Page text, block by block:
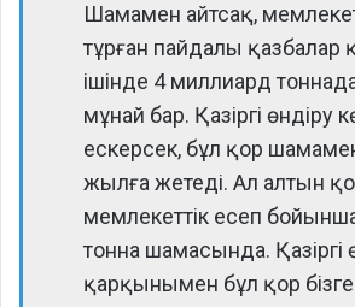
Шамамен айтсақ,
тұрған пайдалы
ішінде 4 миллиард
мұнай бар. Қазіргі өндіру
ескерсек, бұл қор
жылға жетеді. Ал алтын
мемлекеттік есеп
тонна шамасында. Қазіргі
қарқынымен бұл қор